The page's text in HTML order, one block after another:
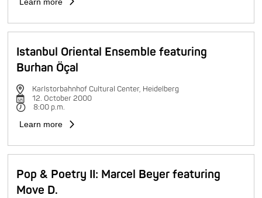
Istanbul Oriental Ensemble featuring
Burhan Öçal
Karlstorbahnhof Cultural Center, Heidelberg
12. October 2000
8:00 p.m.
Learn more
Pop & Poetry II: Marcel Beyer featuring
Move D.